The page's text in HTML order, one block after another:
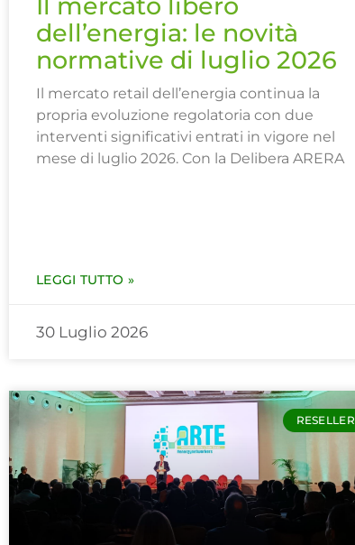
dell’energia: le novità
normative di luglio 2026
Il mercato retail dell’energia continua la
propria evoluzione regolatoria con due
interventi significativi entrati in vigore nel
mese di luglio 2026. Con la Delibera ARERA
LEGGI TUTTO »
30 Luglio 2026
RESELLER